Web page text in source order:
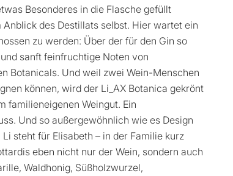
Besonderes in die Flasche gefüllt
des Destillats selbst. Hier wartet ein
zu werden: Über der für den Gin so
sanft feinfruchtige Noten von
Botanicals. Und weil zwei Wein-Menschen
können, wird der Li_AX Botanica gekrönt
familieneigenen Weingut. Ein
Und so außergewöhnlich wie es Design
steht für Elisabeth – in der Familie kurz
eben nicht nur der Wein, sondern auch
Waldhonig, Süßholzwurzel,